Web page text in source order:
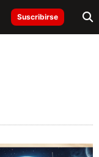
Suscribirse